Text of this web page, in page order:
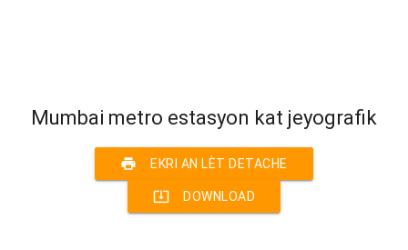
Mumbai metro estasyon kat jeyografik
print EKRI AN LÈT DETACHE
system_update_alt DOWNLOAD